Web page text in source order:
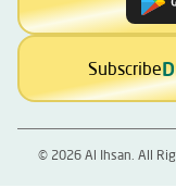
Subscribe
© 2026Al Ihsan. All